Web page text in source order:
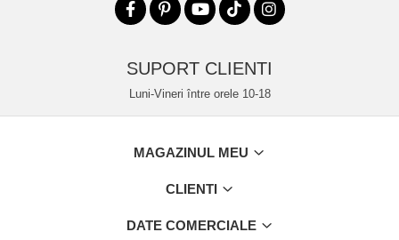
SUPORT CLIENTI
Luni-Vineri între orele 10-18
MAGAZINUL MEU
CLIENTI
DATE COMERCIALE